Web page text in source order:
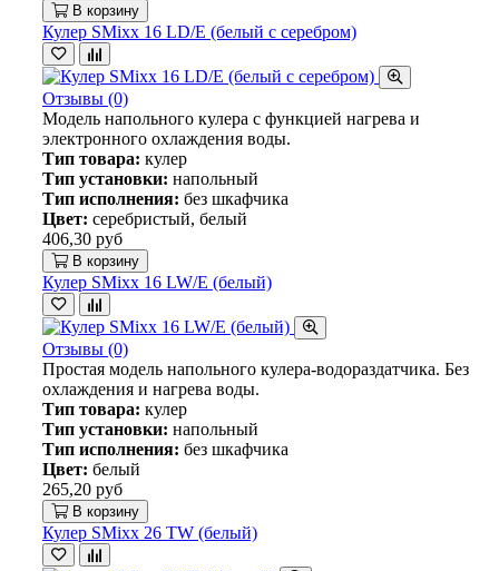
В корзину
Кулер SMixx 16 LD/E (белый с серебром)
Отзывы (0)
Модель напольного кулера с функцией нагрева и
электронного охлаждения воды.
Тип товара: кулер
Тип установки: напольный
Тип исполнения: без шкафчика
Цвет: серебристый, белый
406,30 руб
В корзину
Кулер SMixx 16 LW/E (белый)
Отзывы (0)
Простая модель напольного кулера-водораздатчика. Без
охлаждения и нагрева воды.
Тип товара: кулер
Тип установки: напольный
Тип исполнения: без шкафчика
Цвет: белый
265,20 руб
В корзину
Кулер SMixx 26 TW (белый)